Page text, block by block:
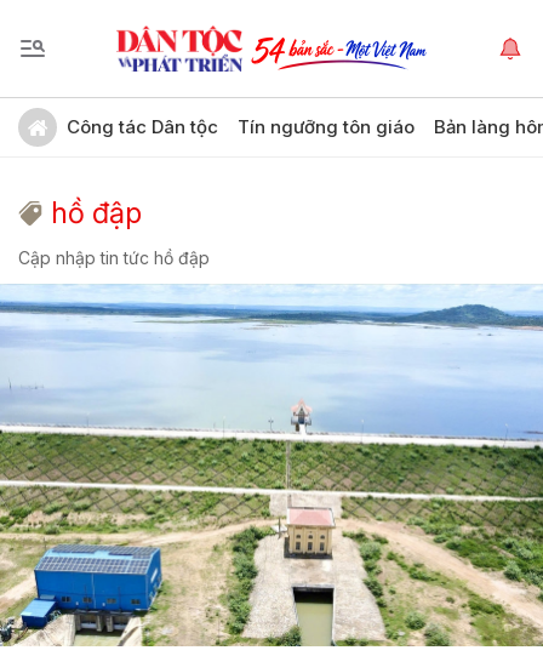
Công tác Dân tộc Tín ngưỡng tôn giáo Bản làng
hồ đập
Cập nhập tin tức hồ đập